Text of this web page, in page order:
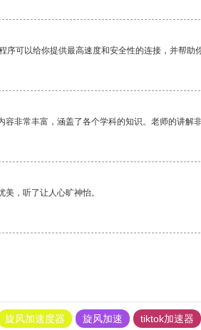
序可以给你提供最高速度和安全性的连接，并帮助
容非常丰富，涵盖了各个学科的知识。老师的讲解
，听了让人心旷神怡。
旋风加速度器 旋风加速 tiktok加速器